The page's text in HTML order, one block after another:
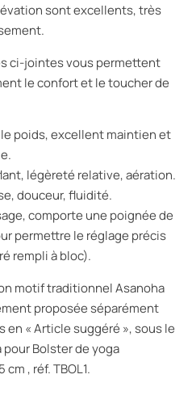
sont excellents, très
ci-jointes vous permettent
le confort et le toucher de
poids, excellent maintien et
légèreté relative, aération.
douceur, fluidité.
comporte une poignée de
permettre le réglage précis
rempli à bloc).
motif traditionnel Asanoha
proposée séparément
en « Article suggéré », sous le
pour Bolster de yoga
, réf. TBOL1.